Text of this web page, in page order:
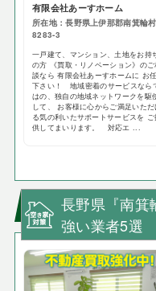
有限会社あーすホーム
所在地：長野県上伊那郡南箕輪村
8283-3
一戸建て、マンション、土地をお持
の方 《買取・リノベーション》のご
談なら 有限会社あーすホームに お
下さい！ 地域密着のサービスなら
はの、独自の地域ネットワークを駆
して、 お客様に心からご満足いただ
る気の利いたサポートサービスを ご
供してまいります。 対応エ ...
長野県『南箕
強い業者5選